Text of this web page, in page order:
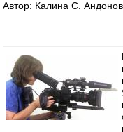
Автор: Калина С.